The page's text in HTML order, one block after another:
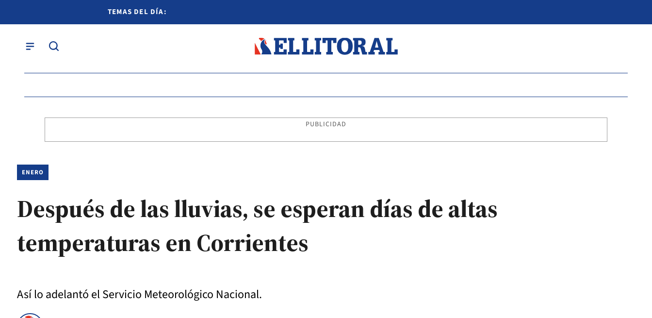
TEMAS DEL DÍA:
PUBLICIDAD
ENERO
Después de las lluvias, se esperan días de altas
temperaturas en Corrientes
Así lo adelantó el Servicio Meteorológico Nacional.